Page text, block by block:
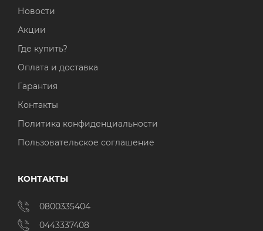
Новости
Акции
Где купить?
Оплата и доставка
Гарантия
Контакты
Политика конфиденциальности
Пользовательское соглашение
КОНТАКТЫ
0800335404
0443337408